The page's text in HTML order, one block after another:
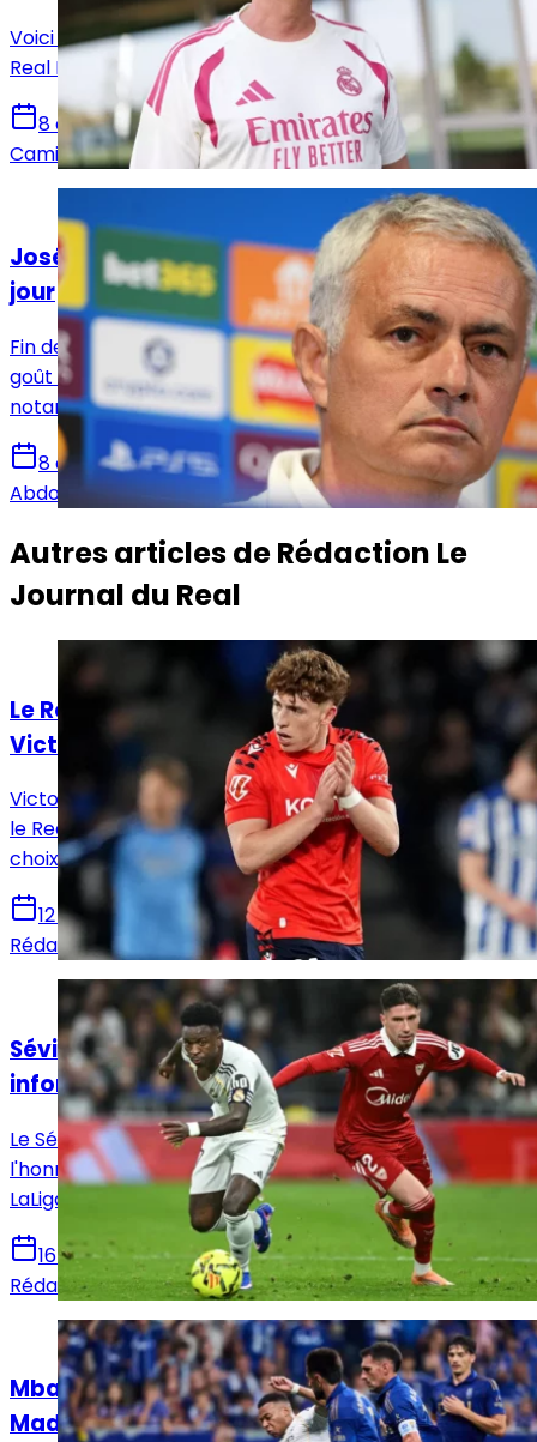
Voici la composition officielle qu’a décidé d’aligner le
Real Madrid de José Mourinho face à Ferencvaros.
8 août 2026
Camille Santos
José Mourinho remet la rigueur au goût du
jour
Fin de certaines libertés ! José Mourinho remet au
goût du jour la rigueur dans certains aspects,
notamment hors des terrains afin d'unifier le vestaire.
8 août 2026
Abdou Diallo
Autres articles deRédaction Le
Journal du Real
Le Real Madrid face à un dilemme pour
Victor Muñoz
Victor Muñoz attire les regards en Navarre, tandis que
le Real Madrid prépare un possible rapatriement, un
choix qui pourrait remodeler l’offensive madrilène.
12 juin 2026
Rédaction Le Journal du Real
Actualités
Séville - Real Madrid : Horaire, chaînes et
informations sur le match !
Le Séville FC reçoit ce dimanche le Real Madrid en
l'honneur de la 37e et avant-dernière journée de
LaLiga. Voici toutes les infos pour suivre la rencontre.
16 mai 2026
Rédaction Le Journal du Real
Actualités
Mbappé sur le banc : le XI titulaire du Real
Madrid face au Real Oviedo !